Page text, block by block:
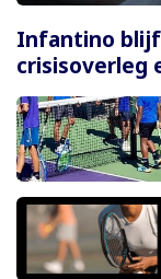
Infantino
crisisoverleg